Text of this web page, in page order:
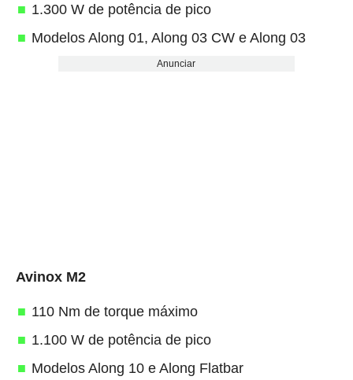
1.300 W de potência de pico
Modelos Along 01, Along 03 CW e Along 03
Anunciar
Avinox M2
110 Nm de torque máximo
1.100 W de potência de pico
Modelos Along 10 e Along Flatbar